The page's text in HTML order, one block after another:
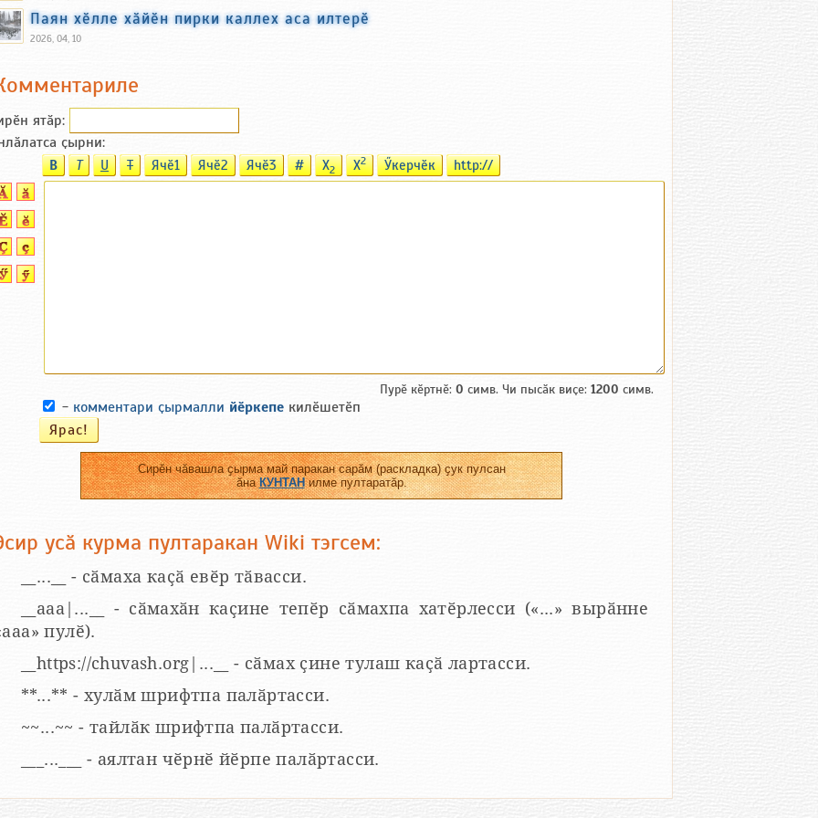
Паян хӗлле хӑйӗн пирки каллех аса илтерӗ
2026, 04, 10
ятӑp:
ҫырни:
B T U T Ячӗ1 Ячӗ2 Ячӗ3 # X2 X2 Ӳкерчӗк http://
Пурӗ кӗртнӗ: 0 симв. Чи пысӑк виҫе: 1200 симв.
- комментари ҫырмалли йӗркепе килӗшетӗп
Сирӗн чӑвашла ҫырма май паракан сарӑм (раскладка) ҫук пулсан
ӑнаКУНТАНилме пултаратӑр.
усӑ курма пултаракан Wiki тэгсем:
__...__ - сӑмаха каҫӑ евӗр тӑвасси.
__aaa|...__ - сӑмахӑн каҫине тепӗр сӑмахпа хатӗрлесси («...» вырӑнне
пулӗ).
__https://chuvash.org|...__ - сӑмах ҫине тулаш каҫӑ лартасси.
**...** - хулӑм шрифтпа палӑртасси.
~~...~~ - тайлӑк шрифтпа палӑртасси.
___...___ - аялтан чӗрнӗ йӗрпе палӑртасси.